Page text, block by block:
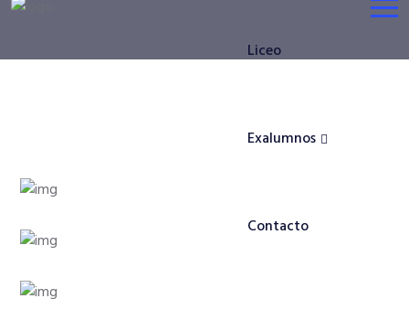
Liceo
Exalumnos
Contacto